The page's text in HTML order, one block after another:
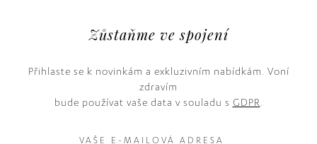
Zůstaňme ve spojení
Přihlaste se k novinkám a exkluzivním nabídkám. Voní
zdravím
bude používat vaše data v souladu s GDPR.